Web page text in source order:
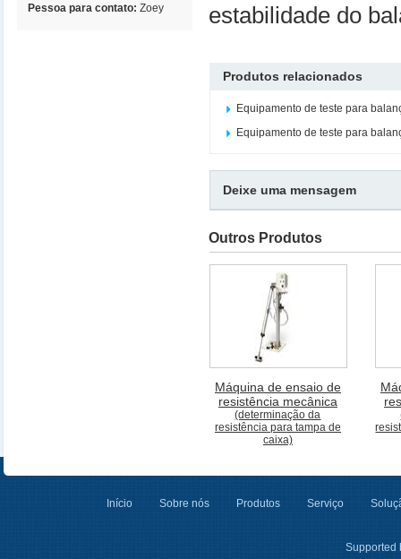
Pessoa para contato:Zoey
estabilidade do
Produtos relacionados
Equipamento de teste para
Equipamento de teste para
Deixe uma mensagem
Outros Produtos
Máquina de ensaio de
resistência mecânica
(determinação da
resistência para tampa de
caixa)
Início Sobre nós Produtos Serviço
Supported